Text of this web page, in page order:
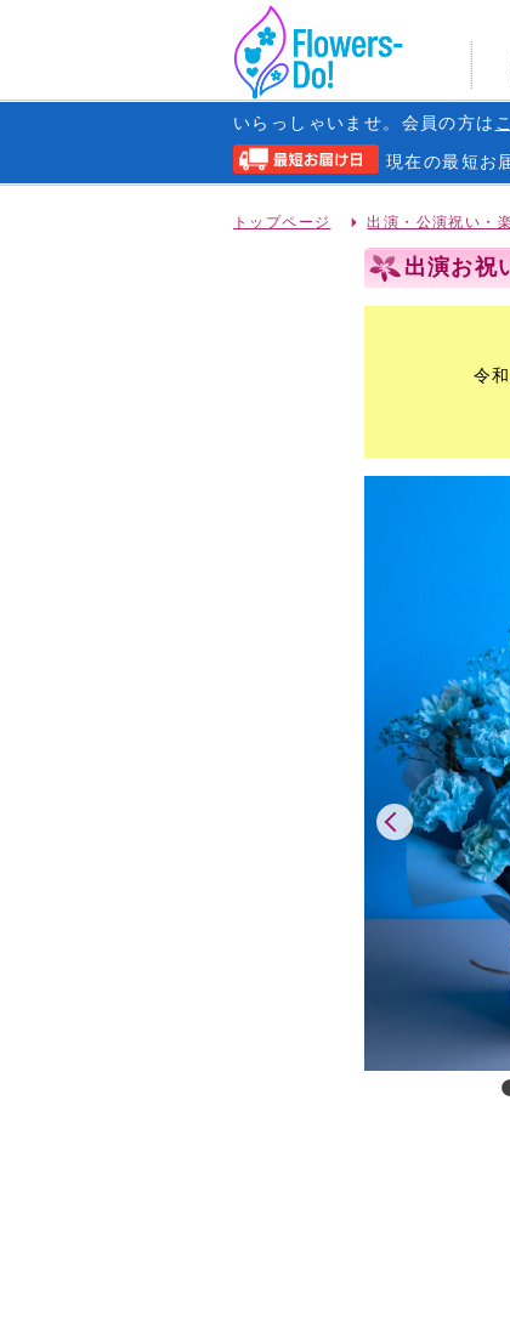
いらっしゃいませ。会員の方は
現在の最短お
トップページ 出演・公演祝い・
出演お祝
令